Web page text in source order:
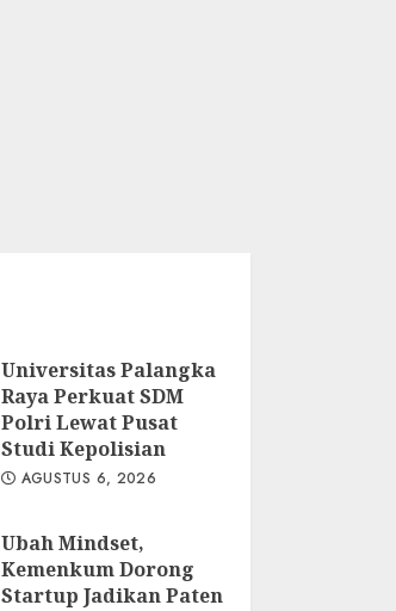
Universitas Palangka
Raya Perkuat SDM
Polri Lewat Pusat
Studi Kepolisian
AGUSTUS 6, 2026
Ubah Mindset,
Kemenkum Dorong
Startup Jadikan Paten